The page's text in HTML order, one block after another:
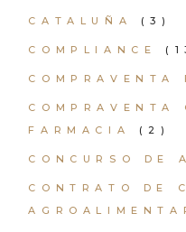
CATALUÑA (3)
COMPLIANCE
COMPRAVENTA
COMPRAVENTA
FARMACIA
(2)
CONCURSO DE
CONTRATO DE